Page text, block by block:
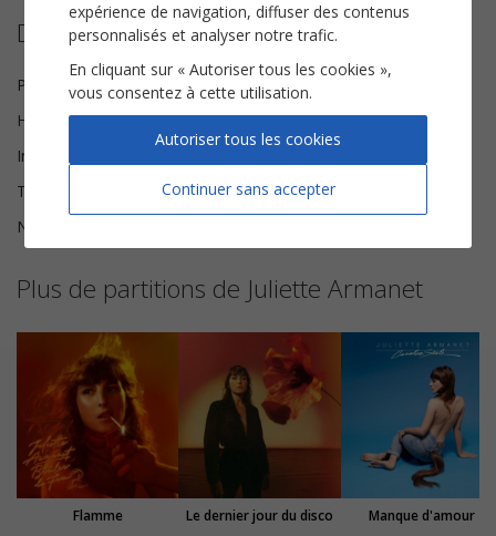
Détails de la partition
Paroles et Musique
Juliette Armanet
Harmonisation
Brice Legée
Instrumentation
Tonalité
La mineur
Nombre de pages
Plus de partitions de Juliette Armanet
Flamme Le dernier jour du disco Manque d'amour
expérience de navigation, diffuser des contenus
personnalisés et analyser notre trafic.
En cliquant sur « Autoriser tous les cookies »,
vous consentez à cette utilisation.
Continuer sans accepter
Autoriser tous les cookies